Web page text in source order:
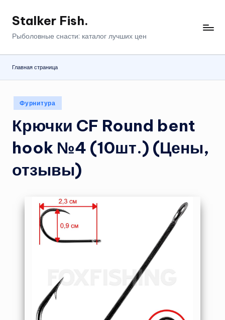
Перейти
Stalker Fish.
Рыболовные снасти: каталог лучших цен
Главная страница
Опубликовано
в
Фурнитура
Крючки CF Round bent
hook №4 (10шт.) (Цены,
отзывы)